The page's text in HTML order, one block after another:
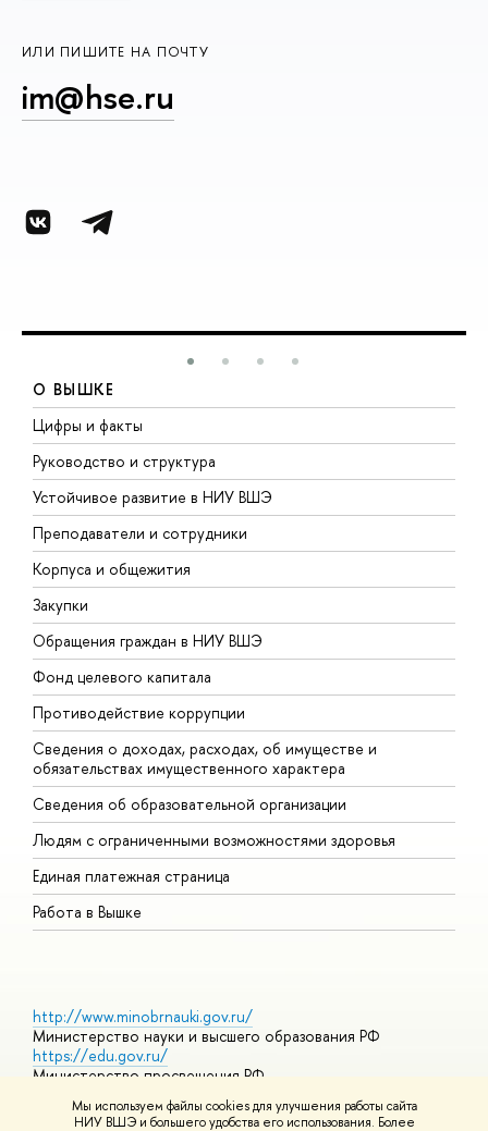
Мы используем файлы cookies для улучшения работы сайта
НИУ ВШЭ и большего удобства его использования. Более
ИЛИ ПИШИТЕ НА ПОЧТУ
im@hse.ru
О ВЫШКЕ
Цифры и факты
Руководство и структура
Устойчивое развитие в НИУ ВШЭ
Преподаватели и сотрудники
Корпуса и общежития
Закупки
Обращения граждан в НИУ ВШЭ
Фонд целевого капитала
Противодействие коррупции
Сведения о доходах, расходах, об имуществе и
обязательствах имущественного характера
Сведения об образовательной организации
Людям с ограниченными возможностями здоровья
Единая платежная страница
Работа в Вышке
http://www.minobrnauki.gov.ru/
Министерство науки и высшего образования РФ
https://edu.gov.ru/
Министерство просвещения РФ
https://elearning.hse.ru/mooc
Массовые открытые онлайн-курсы